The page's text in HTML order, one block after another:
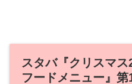
スタバ『クリスマス
フードメニュー』第